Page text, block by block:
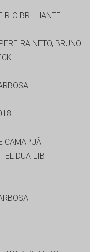
RIO BRILHANTE
NETO, BRUNO
CAMAPUÃ
DUAILIBI